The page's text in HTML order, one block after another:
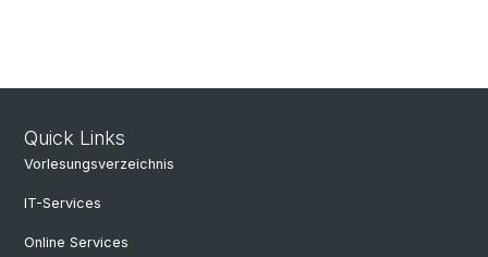
Quick Links
Vorlesungsverzeichnis
IT-Services
Online Services